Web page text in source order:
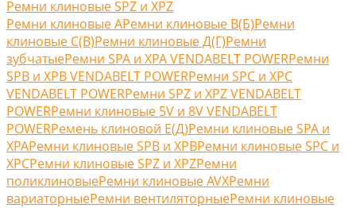
Ремни клиновые SPZ и XPZ
Ремни клиновые AРемни клиновые В(Б)Ремни
клиновые С(B)Ремни клиновые Д(Г)Ремни
зубчатыеРемни SPA и XPA VENDABELT POWERРемни
SPB и XPB VENDABELT POWERРемни SPC и XPC
VENDABELT POWERРемни SPZ и XPZ VENDABELT
POWERРемни клиновые 5V и 8V VENDABELT
POWERРемень клиновой Е(Д)Ремни клиновые SPA и
XPAРемни клиновые SPB и XPBРемни клиновые SPC и
XPCРемни клиновые SPZ и XPZРемни
поликлиновыеРемни клиновые AVXРемни
вариаторныеРемни вентиляторныеРемни клиновые